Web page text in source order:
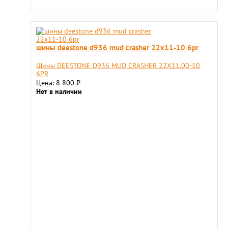
шины deestone d936 mud crasher 22x11-10 6pr
Шины DEESTONE D936 MUD CRASHER 22X11.00-10
6PR
Цена: 8 800 ₽
Нет в наличии